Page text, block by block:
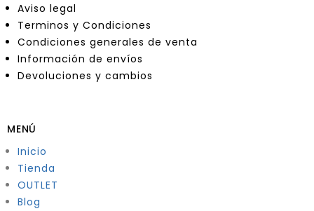
Aviso legal
Terminos y Condiciones
Condiciones generales de venta
Información de envíos
Devoluciones y cambios
MENÚ
Inicio
Tienda
OUTLET
Blog